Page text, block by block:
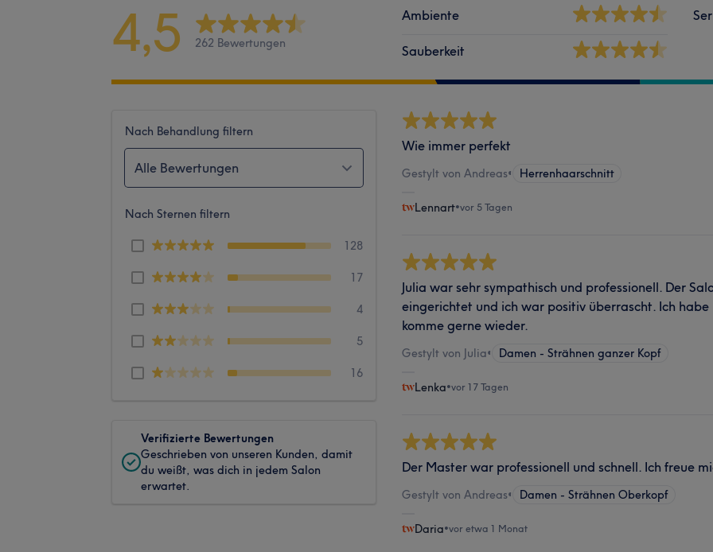
4,5 262 Bewertungen
Ambiente
Sauberkeit
Nach Behandlung filtern
Alle Bewertungen
Nach Sternen filtern
128
17
4
5
16
Verifizierte Bewertungen
Geschrieben von unseren Kunden, damit
du weißt, was dich in jedem Salon
erwartet.
Wie immer perfekt
Gestylt von Andreas• Herrenhaarschnitt
Lennart•vor 5 Tagen
Julia war sehr sympathisch und professionell. Der
eingerichtet und ich war positiv überrascht. Ich
komme gerne wieder.
Gestylt von Julia• Damen - Strähnen ganzer Kopf
Lenka•vor 17 Tagen
Der Master war professionell und schnell. Ich freue
Gestylt von Andreas• Damen - Strähnen Oberkopf
Daria•vor etwa 1 Monat